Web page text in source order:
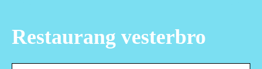
Restaurang vesterbro